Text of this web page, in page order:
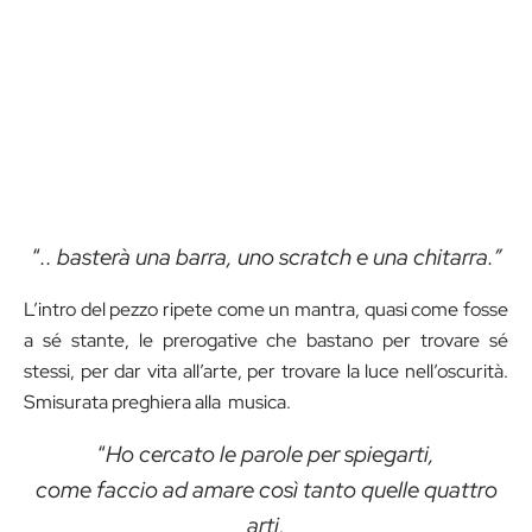
“.. basterà una barra, uno scratch e una chitarra.”
L’intro del pezzo ripete come un mantra, quasi come fosse
a sé stante, le prerogative che bastano per trovare sé
stessi, per dar vita all’arte, per trovare la luce nell’oscurità.
Smisurata preghiera alla musica.
“Ho cercato le parole per spiegarti,
come faccio ad amare così tanto quelle quattro
arti,